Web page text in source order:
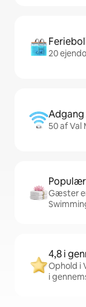
20
50 af Val
Gæster
4,8 i
Ophold i
i